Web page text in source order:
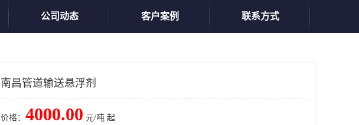
公司动态 客户案例 联系方式
南昌管道输送悬浮剂
价格： 4000.00 元/吨 起